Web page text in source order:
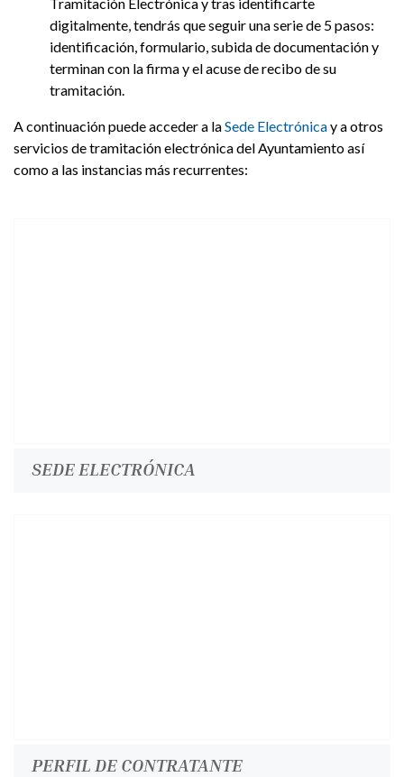
digitalmente, tendrás que seguir una serie de 5 pasos:
identificación, formulario, subida de documentación y
terminan con la firma y el acuse de recibo de su
tramitación.
A continuación puede acceder a laSede Electrónicay a otros
servicios de tramitación electrónica del Ayuntamiento así
como a las instancias más recurrentes:
SEDE ELECTRÓNICA
PERFIL DE CONTRATANTE